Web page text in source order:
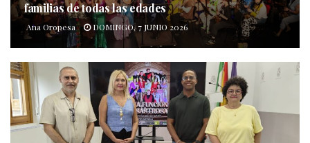
familias de todas las edades
Ana Oropesa DOMINGO, 7 JUNIO 2026